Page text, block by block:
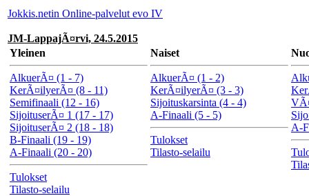
Jokkis.netin Online-palvelut evo IV
JM-LappajÃ¤rvi, 24.5.2015
Yleinen
AlkuerÃ¤ (1 - 7)
KerÃ¤ilyerÃ¤ (8 - 11)
Semifinaali (12 - 16)
SijoituserÃ¤ 1 (17 - 17)
SijoituserÃ¤ 2 (18 - 18)
B-Finaali (19 - 19)
A-Finaali (20 - 20)
Tulokset
Tilasto-selailu
Naiset
AlkuerÃ¤ (1 - 2)
KerÃ¤ilyerÃ¤ (3 - 3)
Sijoituskarsinta (4 - 4)
A-Finaali (5 - 5)
Tulokset
Tilasto-selailu
A-